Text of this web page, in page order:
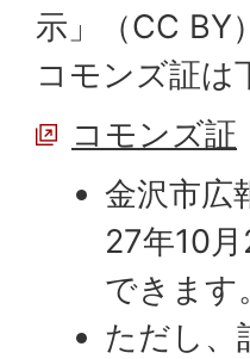
示」（CC BY
コモンズ証は
コモンズ証
金沢市広
27年10
できます。
ただし、